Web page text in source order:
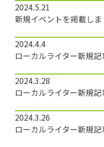
2024.5.21
新規イベントを掲載しま
2024.4.4
2024.3.28
2024.3.26